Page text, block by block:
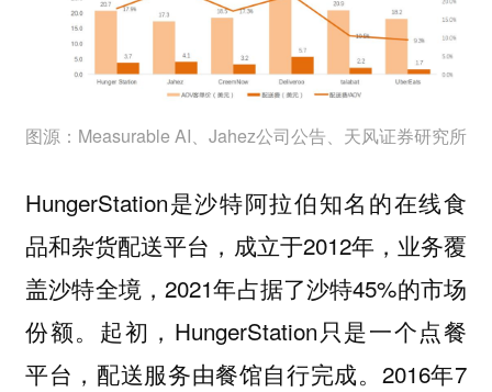
图源：Measurable AI、Jahez公司公告、天风证券研究所
HungerStation是沙特阿拉伯知名的在线食
品和杂货配送平台，成立于2012年，业务覆
盖沙特全境，2021年占据了沙特45%的市场
份额。起初，HungerStation只是一个点餐
平台，配送服务由餐馆自行完成。2016年7